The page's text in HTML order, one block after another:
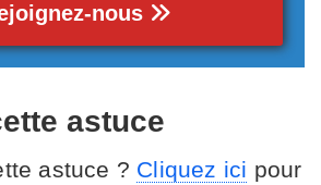
nous
astuce
astuce ? Cliquez ici pour